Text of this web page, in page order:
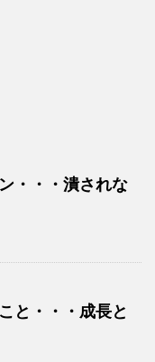
・・・潰されな
と・・・成長と